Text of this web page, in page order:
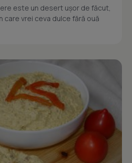
este un desert ușor de făcut,
vrei ceva dulce fără ouă